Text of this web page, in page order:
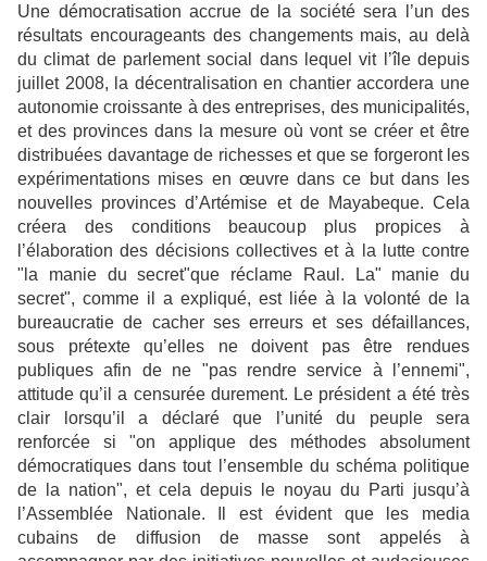
Une démocratisation accrue de la société sera l’un des
résultats encourageants des changements mais, au delà
du climat de parlement social dans lequel vit l’île depuis
juillet 2008, la décentralisation en chantier accordera une
autonomie croissante à des entreprises, des municipalités,
et des provinces dans la mesure où vont se créer et être
distribuées davantage de richesses et que se forgeront les
expérimentations mises en œuvre dans ce but dans les
nouvelles provinces d’Artémise et de Mayabeque. Cela
créera des conditions beaucoup plus propices à
l’élaboration des décisions collectives et à la lutte contre
"la manie du secret"que réclame Raul. La" manie du
secret", comme il a expliqué, est liée à la volonté de la
bureaucratie de cacher ses erreurs et ses défaillances,
sous prétexte qu’elles ne doivent pas être rendues
publiques afin de ne "pas rendre service à l’ennemi",
attitude qu’il a censurée durement. Le président a été très
clair lorsqu’il a déclaré que l’unité du peuple sera
renforcée si "on applique des méthodes absolument
démocratiques dans tout l’ensemble du schéma politique
de la nation", et cela depuis le noyau du Parti jusqu’à
l’Assemblée Nationale. Il est évident que les media
cubains de diffusion de masse sont appelés à